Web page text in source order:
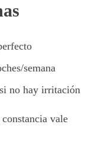
semana
no hay irritación
vale